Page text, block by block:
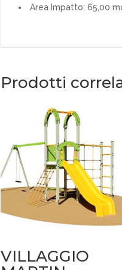
Area Impatto: 65,00
Prodotti
VILLAGGIO